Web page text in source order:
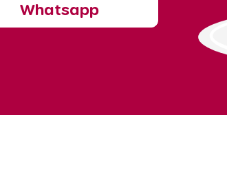
Whatsapp